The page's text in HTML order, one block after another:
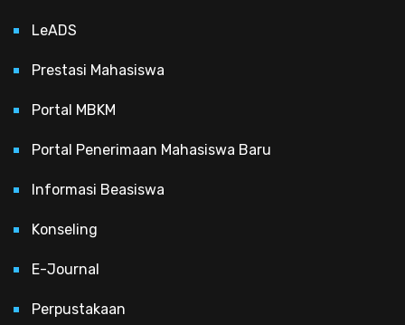
LeADS
Prestasi Mahasiswa
Portal MBKM
Portal Penerimaan Mahasiswa Baru
Informasi Beasiswa
Konseling
E-Journal
Perpustakaan